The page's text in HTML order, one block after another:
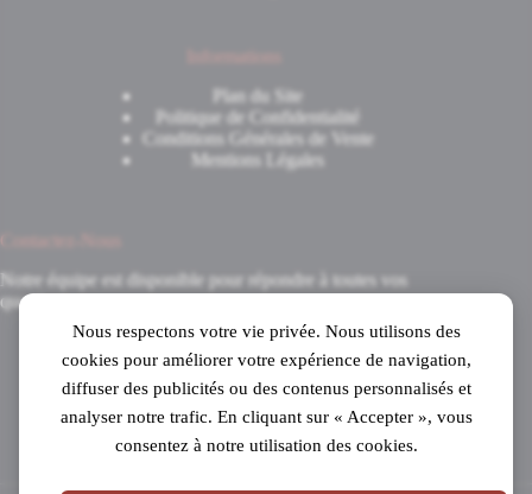
Nous respectons votre vie privée. Nous utilisons des
cookies pour améliorer votre expérience de navigation,
diffuser des publicités ou des contenus personnalisés et
analyser notre trafic. En cliquant sur « Accepter », vous
consentez à notre utilisation des cookies.
Plan du Site
Politique de Confidentialité
Conditions Générales de Vente
Mentions Légales
Contactez-Nous
Notre équipe est disponible pour répondre à toutes vos
questions.
8 Avenue du 8 Mai 1945
31520 Ramonville-Saint-Agne
Mardi au samedi
de 10h à 19h en continu